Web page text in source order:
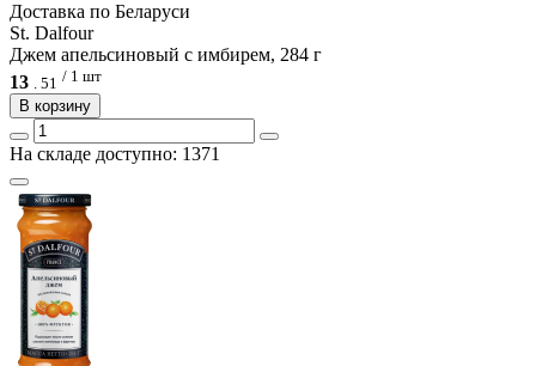
Доcтавка по Беларуси
St. Dalfour
Джем апельсиновый с имбирем, 284 г
13
51 / 1 шт
В корзину
На складе доступно: 1371